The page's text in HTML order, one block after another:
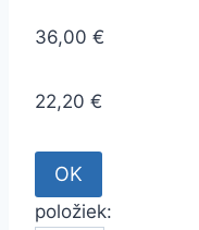
36,00 €
22,20 €
položiek: